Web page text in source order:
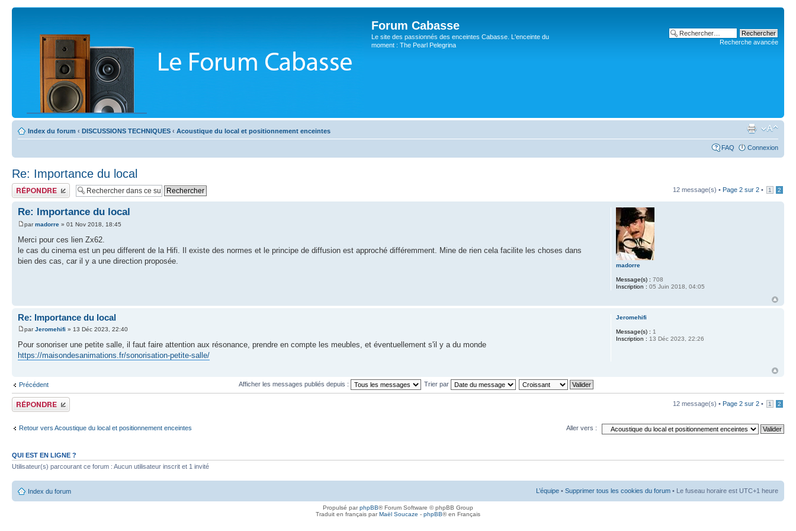
Forum Cabasse
Le site des passionnés des enceintes Cabasse. L'enceinte du
moment : The Pearl Pelegrina
Recherche avancée
Index du forum ‹ DISCUSSIONS TECHNIQUES ‹ Acoustique du local et positionnement enceintes
FAQ Connexion
Re: Importance du local
Publier une réponse 12 message(s) • Page 2 sur 2 • 1 2
Re: Importance du local
parmadorre » 01 Nov 2018, 18:45
Merci pour ces lien Zx62.
le cas du cinema est un peu different de la Hifi. Il existe des normes et le principe de diffusion est approché différemment. Mine de rien cela facilite les choses dans
bien des cas, car il y a une direction proposée.
madorre
Message(s) : 708
Inscription : 05 Juin 2018, 04:05
Re: Importance du local
parJeromehifi » 13 Déc 2023, 22:40
Pour sonoriser une petite salle, il faut faire attention aux résonance, prendre en compte les meubles, et éventuellement s'il y a du monde
https://maisondesanimations.fr/sonorisation-petite-salle/
Jeromehifi
Message(s) : 1
Inscription : 13 Déc 2023, 22:26
Précédent Afficher les messages publiés depuis : Trier par
Publier une réponse 12 message(s) • Page 2 sur 2 • 1 2
Retour vers Acoustique du local et positionnement enceintes Aller vers :
QUI EST EN LIGNE ?
Utilisateur(s) parcourant ce forum : Aucun utilisateur inscrit et 1 invité
Index du forum L’équipe • Supprimer tous les cookies du forum • Le fuseau horaire est UTC+1 heure
Propulsé parphpBB® Forum Software © phpBB Group
Traduit en français parMaël Soucaze - phpBB® en Français